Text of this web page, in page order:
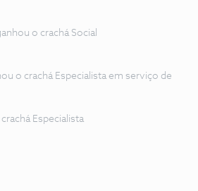
o crachá Social
o crachá Especialista em serviço de
Especialista